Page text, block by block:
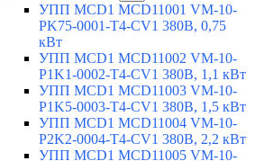
УПП MCD1 MCD11001 VM-10-
PK75-0001-T4-CV1 380В, 0,75
кВт
УПП MCD1 MCD11002 VM-10-
P1K1-0002-T4-CV1 380В, 1,1 кВт
УПП MCD1 MCD11003 VM-10-
P1K5-0003-T4-CV1 380В, 1,5 кВт
УПП MCD1 MCD11004 VM-10-
P2K2-0004-T4-CV1 380В, 2,2 кВт
УПП MCD1 MCD11005 VM-10-